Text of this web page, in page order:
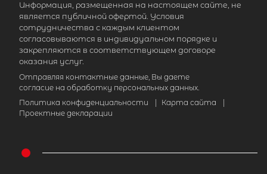
Жилой дом площадью 67 м2, ЛО,
Всеволожский р-н, Пять Холмов
7 950 000 ₽ продажа
Девяткино Всеволожский район
Информация, размещенная на настоящем сайте, не
является публичной офертой. Условия
сотрудничества с каждым клиентом
согласовываются в индивидуальном порядке и
закрепляются в соответствующем договоре
оказания услуг.
Отправляя контактные данные, Вы даете
согласие на обработку персональных данных.
Политика конфиденциальности
Карта сайта
Проектные декларации